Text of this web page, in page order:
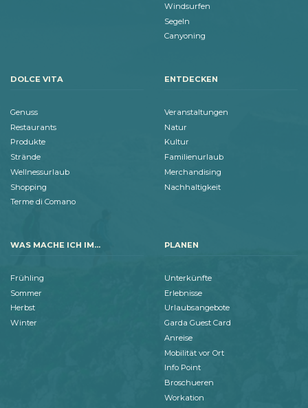
Windsurfen
Segeln
Canyoning
DOLCE VITA
Genuss
Restaurants
Produkte
Strände
Wellnessurlaub
Shopping
Terme di Comano
ENTDECKEN
Veranstaltungen
Natur
Kultur
Familienurlaub
Merchandising
Nachhaltigkeit
WAS MACHE ICH IM...
Frühling
Sommer
Herbst
Winter
PLANEN
Unterkünfte
Erlebnisse
Urlaubsangebote
Garda Guest Card
Anreise
Mobilität vor Ort
Info Point
Broschueren
Workation